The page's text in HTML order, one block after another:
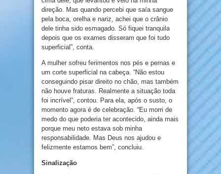
direção. Mas quando percebi que saía sangue
pela boca, orelha e nariz, achei que o crânio
dele tinha sido esmagado. Só fiquei tranquila
depois que os exames disseram que foi tudo
superficial”, conta.
A mulher sofreu ferimentos nos pés e pernas e
um corte superficial na cabeça. “Não estou
conseguindo pisar direito no chão, mas também
não houve fraturas. Realmente a situação toda
foi incrível”, contou. Para ela, após o susto, o
momento agora é de celebração. “Eu morri de
medo do que poderia ter acontecido, ainda mais
porque meu neto estava sob minha
responsabilidade. Mas Deus nos ajudou e
felizmente estamos bem”, concluiu.
Sinalização